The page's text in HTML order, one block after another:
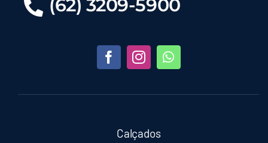
(62) 3209-5900
Calçados